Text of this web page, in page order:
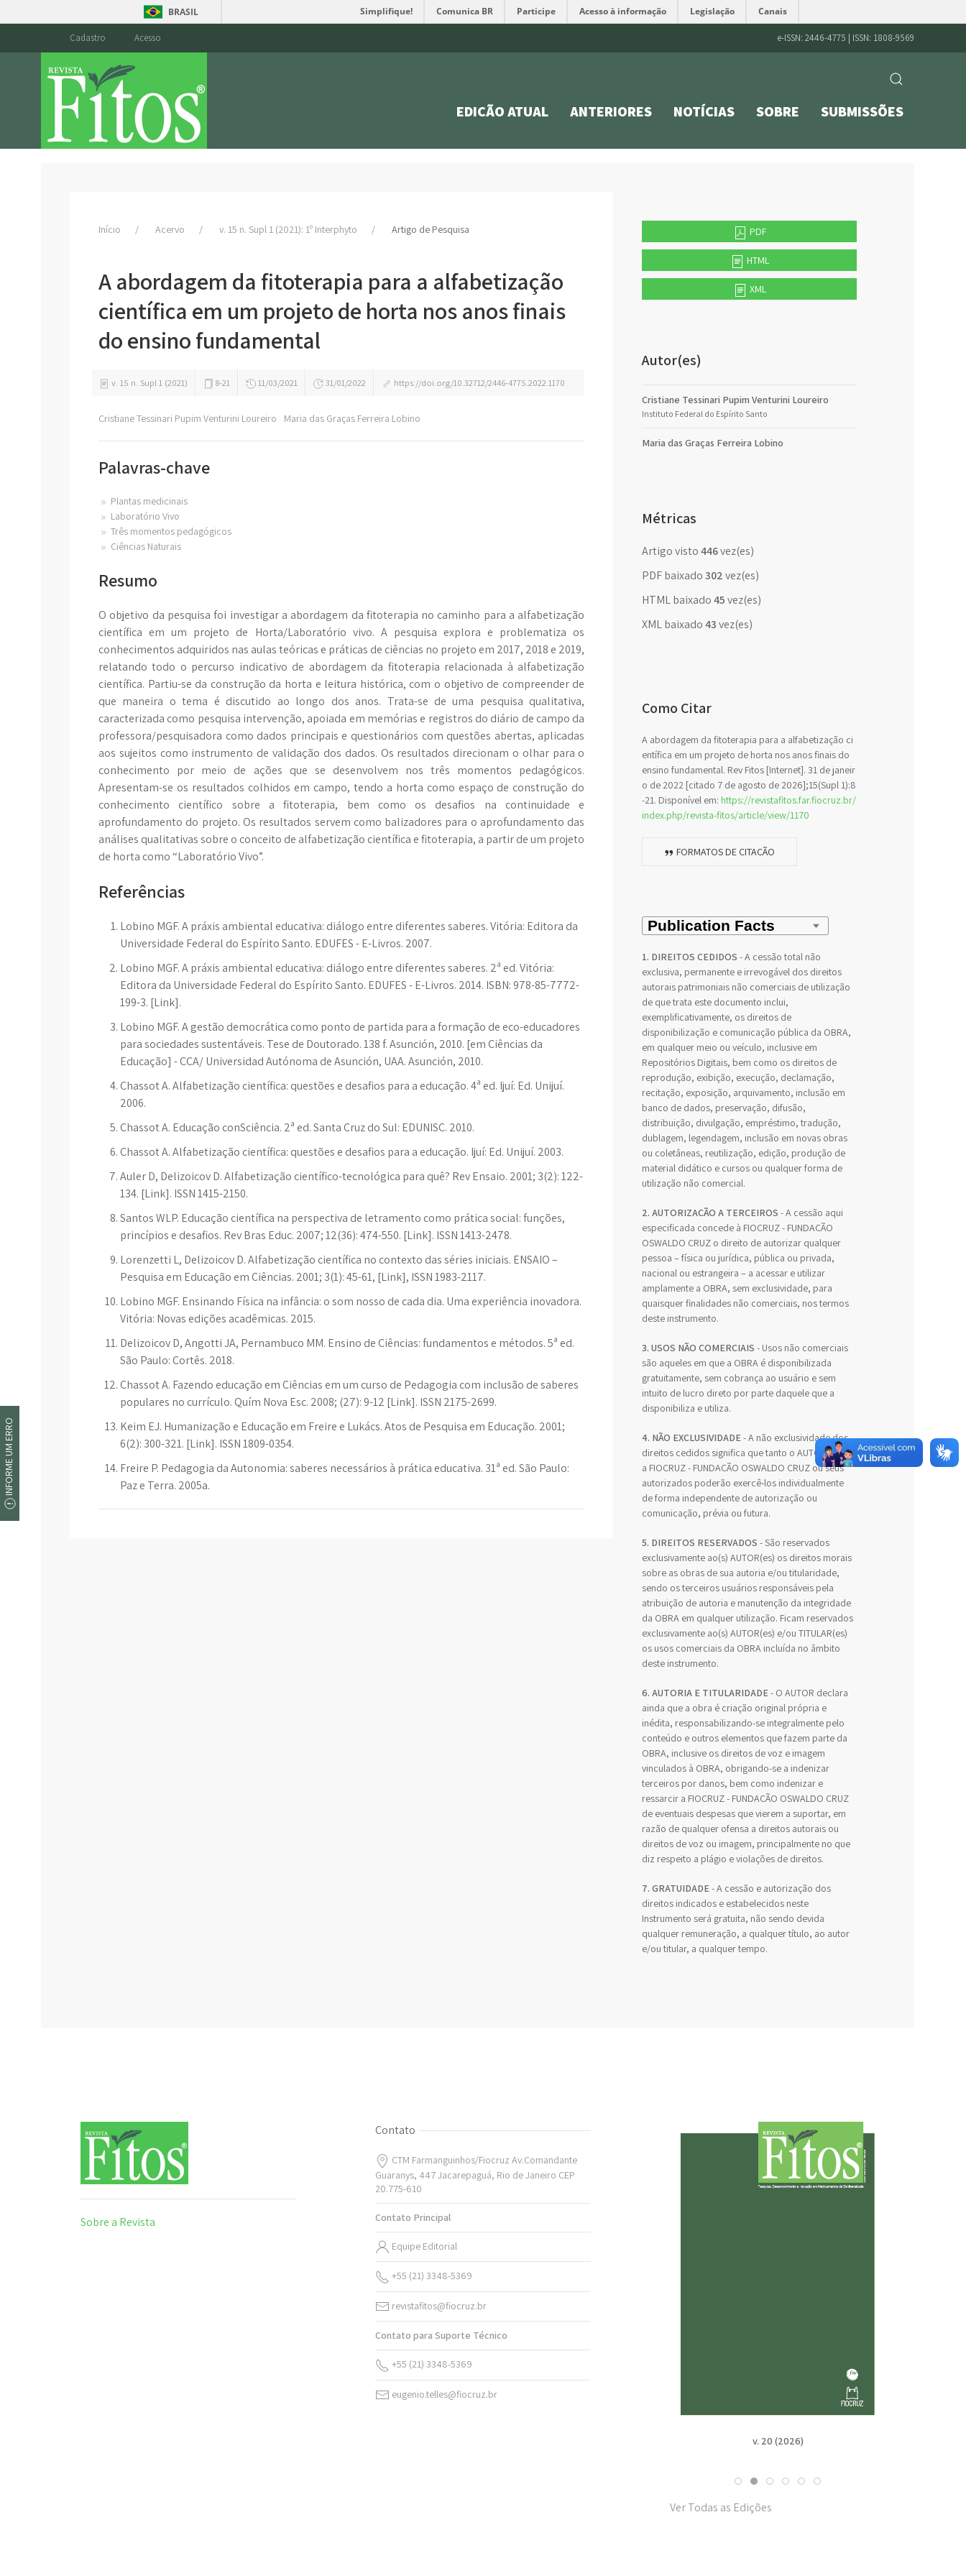
BRASIL Simplifique! Comunica BR Participe Acesso à informação Legislação Canais
Cadastro Acesso e-ISSN: 2446-4775 | ISSN: 1808-9569
EDIÇÃO ATUAL ANTERIORES NOTÍCIAS SOBRE SUBMISSÕES
Início Acervo v. 15 n. Supl 1 (2021): 1º Interphyto Artigo de Pesquisa
A abordagem da fitoterapia para a alfabetização
científica em um projeto de horta nos anos finais
do ensino fundamental
v. 15 n. Supl 1 (2021) 8-21 11/03/2021 31/01/2022 https://doi.org/10.32712/2446-4775.2022.1170
Cristiane Tessinari Pupim Venturini Loureiro Maria das Graças Ferreira Lobino
Palavras-chave
Plantas medicinais
Laboratório Vivo
Três momentos pedagógicos
Ciências Naturais
Resumo
O objetivo da pesquisa foi investigar a abordagem da fitoterapia no caminho para a alfabetização
científica em um projeto de Horta/Laboratório vivo. A pesquisa explora e problematiza os
conhecimentos adquiridos nas aulas teóricas e práticas de ciências no projeto em 2017, 2018 e 2019,
relatando todo o percurso indicativo de abordagem da fitoterapia relacionada à alfabetização
científica. Partiu-se da construção da horta e leitura histórica, com o objetivo de compreender de
que maneira o tema é discutido ao longo dos anos. Trata-se de uma pesquisa qualitativa,
caracterizada como pesquisa intervenção, apoiada em memórias e registros do diário de campo da
professora/pesquisadora como dados principais e questionários com questões abertas, aplicadas
aos sujeitos como instrumento de validação dos dados. Os resultados direcionam o olhar para o
conhecimento por meio de ações que se desenvolvem nos três momentos pedagógicos.
Apresentam-se os resultados colhidos em campo, tendo a horta como espaço de construção do
conhecimento científico sobre a fitoterapia, bem como os desafios na continuidade e
aprofundamento do projeto. Os resultados servem como balizadores para o aprofundamento das
análises qualitativas sobre o conceito de alfabetização científica e fitoterapia, a partir de um projeto
de horta como “Laboratório Vivo”.
Referências
Lobino MGF. A práxis ambiental educativa: diálogo entre diferentes saberes. Vitória: Editora da
Universidade Federal do Espírito Santo. EDUFES - E-Livros. 2007.
Lobino MGF. A práxis ambiental educativa: diálogo entre diferentes saberes. 2ª ed. Vitória:
Editora da Universidade Federal do Espírito Santo. EDUFES - E-Livros. 2014. ISBN: 978-85-7772-
199-3. [Link].
Lobino MGF. A gestão democrática como ponto de partida para a formação de eco-educadores
para sociedades sustentáveis. Tese de Doutorado. 138 f. Asunción, 2010. [em Ciências da
Educação] - CCA/ Universidad Autónoma de Asunción, UAA. Asunción, 2010.
Chassot A. Alfabetização científica: questões e desafios para a educação. 4ª ed. Ijuí: Ed. Unijuí.
2006.
Chassot A. Educação conSciência. 2ª ed. Santa Cruz do Sul: EDUNISC. 2010.
Chassot A. Alfabetização científica: questões e desafios para a educação. Ijuí: Ed. Unijuí. 2003.
Auler D, Delizoicov D. Alfabetização científico-tecnológica para quê? Rev Ensaio. 2001; 3(2): 122-
134. [Link]. ISSN 1415-2150.
Santos WLP. Educação científica na perspectiva de letramento como prática social: funções,
princípios e desafios. Rev Bras Educ. 2007; 12(36): 474-550. [Link]. ISSN 1413-2478.
Lorenzetti L, Delizoicov D. Alfabetização científica no contexto das séries iniciais. ENSAIO –
Pesquisa em Educação em Ciências. 2001; 3(1): 45-61, [Link], ISSN 1983-2117.
Lobino MGF. Ensinando Física na infância: o som nosso de cada dia. Uma experiência inovadora.
Vitória: Novas edições acadêmicas. 2015.
Delizoicov D, Angotti JA, Pernambuco MM. Ensino de Ciências: fundamentos e métodos. 5ª ed.
São Paulo: Cortês. 2018.
Chassot A. Fazendo educação em Ciências em um curso de Pedagogia com inclusão de saberes
populares no currículo. Quím Nova Esc. 2008; (27): 9-12 [Link]. ISSN 2175-2699.
Keim EJ. Humanização e Educação em Freire e Lukács. Atos de Pesquisa em Educação. 2001;
6(2): 300-321. [Link]. ISSN 1809-0354.
Freire P. Pedagogia da Autonomia: saberes necessários à prática educativa. 31ª ed. São Paulo:
Paz e Terra. 2005a.
PDF
HTML
XML
Autor(es)
Cristiane Tessinari Pupim Venturini Loureiro
Instituto Federal do Espírito Santo
Maria das Graças Ferreira Lobino
Métricas
Artigo visto446vez(es)
PDF baixado 302vez(es)
HTML baixado 45vez(es)
XML baixado 43vez(es)
Como Citar
A abordagem da fitoterapia para a alfabetização ci
entífica em um projeto de horta nos anos finais do
ensino fundamental. Rev Fitos [Internet]. 31 de janeir
o de 2022 [citado 7 de agosto de 2026];15(Supl 1):8
-21. Disponível em: https://revistafitos.far.fiocruz.br/
index.php/revista-fitos/article/view/1170
FORMATOS DE CITAÇÃO
1. DIREITOS CEDIDOS - A cessão total não
exclusiva, permanente e irrevogável dos direitos
autorais patrimoniais não comerciais de utilização
de que trata este documento inclui,
exemplificativamente, os direitos de
disponibilização e comunicação pública da OBRA,
em qualquer meio ou veículo, inclusive em
Repositórios Digitais, bem como os direitos de
reprodução, exibição, execução, declamação,
recitação, exposição, arquivamento, inclusão em
banco de dados, preservação, difusão,
distribuição, divulgação, empréstimo, tradução,
dublagem, legendagem, inclusão em novas obras
ou coletâneas, reutilização, edição, produção de
material didático e cursos ou qualquer forma de
utilização não comercial.
2. AUTORIZAÇÃO A TERCEIROS - A cessão aqui
especificada concede à FIOCRUZ - FUNDAÇÃO
OSWALDO CRUZ o direito de autorizar qualquer
pessoa – física ou jurídica, pública ou privada,
nacional ou estrangeira – a acessar e utilizar
amplamente a OBRA, sem exclusividade, para
quaisquer finalidades não comerciais, nos termos
deste instrumento.
3. USOS NÃO COMERCIAIS - Usos não comerciais
são aqueles em que a OBRA é disponibilizada
gratuitamente, sem cobrança ao usuário e sem
intuito de lucro direto por parte daquele que a
disponibiliza e utiliza.
4. NÃO EXCLUSIVIDADE- A não exclusividade dos
direitos cedidos significa que tanto o AUTOR como
a FIOCRUZ - FUNDAÇÃO OSWALDO CRUZ ou seus
autorizados poderão exercê-los individualmente
de forma independente de autorização ou
comunicação, prévia ou futura.
5. DIREITOS RESERVADOS - São reservados
exclusivamente ao(s) AUTOR(es) os direitos morais
sobre as obras de sua autoria e/ou titularidade,
sendo os terceiros usuários responsáveis pela
atribuição de autoria e manutenção da integridade
da OBRA em qualquer utilização. Ficam reservados
exclusivamente ao(s) AUTOR(es) e/ou TITULAR(es)
os usos comerciais da OBRA incluída no âmbito
deste instrumento.
6. AUTORIA E TITULARIDADE- O AUTOR declara
ainda que a obra é criação original própria e
inédita, responsabilizando-se integralmente pelo
conteúdo e outros elementos que fazem parte da
OBRA, inclusive os direitos de voz e imagem
vinculados à OBRA, obrigando-se a indenizar
terceiros por danos, bem como indenizar e
ressarcir a FIOCRUZ - FUNDAÇÃO OSWALDO CRUZ
de eventuais despesas que vierem a suportar, em
razão de qualquer ofensa a direitos autorais ou
direitos de voz ou imagem, principalmente no que
diz respeito a plágio e violações de direitos.
7. GRATUIDADE- A cessão e autorização dos
direitos indicados e estabelecidos neste
Instrumento será gratuita, não sendo devida
qualquer remuneração, a qualquer título, ao autor
e/ou titular, a qualquer tempo.
Sobre a Revista
Contato
CTM Farmanguinhos/Fiocruz Av.Comandante
Guaranys, 447 Jacarepaguá, Rio de Janeiro CEP
20.775-610
Contato Principal
Equipe Editorial
+55 (21) 3348-5369
revistafitos@fiocruz.br
Contato para Suporte Técnico
+55 (21) 3348-5369
eugenio.telles@fiocruz.br
v. 20 (2026)
Ver Todas as Edições
INFORME UM ERRO